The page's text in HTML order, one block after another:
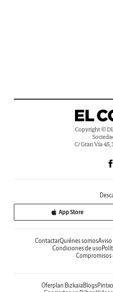
Copyright ©
C/ Gran Vía 45,
App Store
ContactarQuiénes somosAviso
Condiciones de uso
Compromisos
Oferplan BizkaiaBlogs